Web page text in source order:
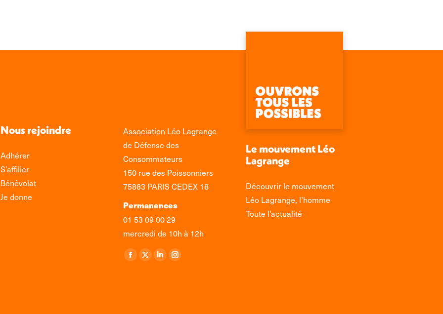
Nous rejoindre
Adhérer
S’affilier
Bénévolat
Je donne
Association Léo Lagrange
de Défense des
Consommateurs
150 rue des Poissonniers
75883 PARIS CEDEX 18
Permanences
01 53 09 00 29
mercredi de 10h à 12h
Retrouvez-nous sur :
La
La
La
La
Le mouvement Léo
Lagrange
Découvrir le mouvement
Léo Lagrange, l’homme
Toute l’actualité